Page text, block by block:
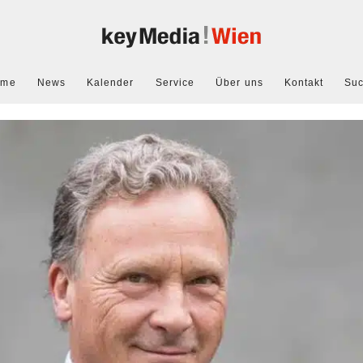
News Kalender Service Über uns Kontakt